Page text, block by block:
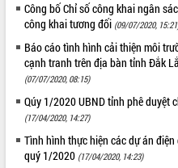
Công bố Chỉ số công khai ngân
công khai tương đối (09/07/2020,
Báo cáo tình hình cải thiện môi
cạnh tranh trên địa bàn tỉnh Đắk
(07/07/2020, 08:15)
Qúy 1/2020 UBND tỉnh phê duyệt
(17/04/2020, 14:27)
Tình hình thực hiện các dự án
quý 1/2020 (17/04/2020, 14:23)